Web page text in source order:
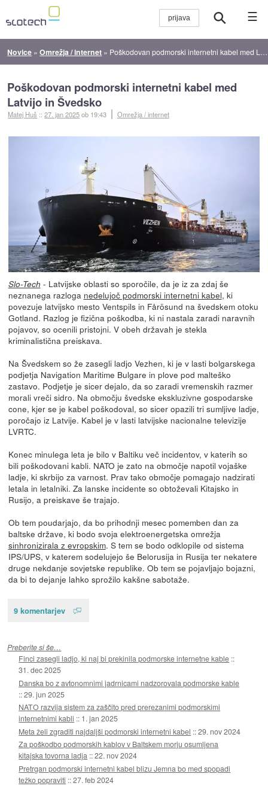
☰
Novice »Omrežja / internet » Poškodovan podmorski internetni kabel med Latvijo in Švedsko
Poškodovan podmorski internetni kabel med
Latvijo in Švedsko
Matej Huš ::27. jan 2025ob 19:43 Omrežja / internet
Slo-Tech - Latvijske oblasti so sporočile, da je iz za zdaj še
neznanega razloga nedelujoč podmorski internetni kabel, ki
povezuje latvijsko mesto Ventspils in Fårösund na švedskem otoku
Gotland. Razlog je fizična poškodba, ki ni nastala zaradi naravnih
pojavov, so ocenili pristojni. V obeh državah je stekla
kriminalistična preiskava.
Na Švedskem so že zasegli ladjo Vezhen, ki je v lasti bolgarskega
podjetja Navigation Maritime Bulgare in plove pod malteško
zastavo. Podjetje je sicer dejalo, da so zaradi vremenskih razmer
morali vreči sidro. Na območju švedske ekskluzivne gospodarske
cone, kjer se je kabel poškodoval, so sicer opazili tri sumljive ladje,
poročajo iz Latvije. Kabel je v lasti latvijske nacionalne televizije
LVRTC.
Konec minulega leta je bilo v Baltiku več incidentov, v katerih so
bili poškodovani kabli. NATO je zato na območje napotil vojaške
ladje, ki skrbijo za varnost. Prav tako območje pomagajo nadzirati
letala in letalniki. Za lanske incidente so obtoževali Kitajsko in
Rusijo, a preiskave še trajajo.
Ob tem poudarjajo, da bo prihodnji mesec pomemben dan za
baltske države, ki bodo svoja elektroenergetska omrežja
sinhronizirala z evropskim. S tem se bodo odklopile od sistema
IPS/UPS, v katerem sodelujejo še Belorusija in Rusija ter nekatere
druge nekdanje sovjetske republike. Ob tem se pojavljajo bojazni,
da bi to dejanje lahko sprožilo kakšne sabotaže.
9 komentarjev
Preberite si še…
Finci zasegli ladjo, ki naj bi prekinila podmorske internetne kable ::
31. dec 2025
Danska bo z avtonomnimi jadrnicami nadzorovala podmorske kable
::29. jun 2025
NATO razvija sistem za zaščito pred prerezanimi podmorskimi
internetnimi kabli :: 1. jan 2025
Meta želi zgraditi najdaljši podmorski internetni kabel ::29. nov 2024
Za poškodbo podmorskih kablov v Baltskem morju osumljena
kitajska tovorna ladja ::22. nov 2024
Pretrgan podmorski internetni kabel blizu Jemna bo med spopadi
težko popraviti ::27. feb 2024